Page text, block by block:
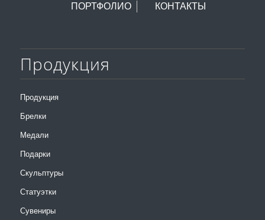
ПОРТФОЛИО
КОНТАКТЫ
Продукция
Продукция
Брелки
Медали
Подарки
Скульптуры
Статуэтки
Сувениры